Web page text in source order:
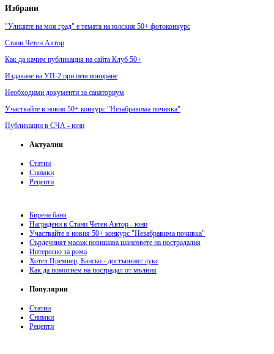
Избрани
"Улиците на моя град" е темата на юлския 50+ фотоконкурс
Стани Четен Автор
Как да качим публикация на сайта Клуб 50+
Издаване на УП-2 при пенсиониране
Необходими документи за санаториум
Участвайте в новия 50+ конкурс "Незабравима почивка"
Публикации в СЧА - юни
Актуални
Статии
Снимки
Рецепти
Бирена баня
Наградени в Стани Четен Автор - юни
Участвайте в новия 50+ конкурс "Незабравима почивка"
Сърдечният масаж повишава шансовете на пострадалия
Интересно за рома
Хотел Премиер, Банско - достъпният лукс
Как да помогнем на пострадал от мълния
Популярни
Статии
Снимки
Рецепти